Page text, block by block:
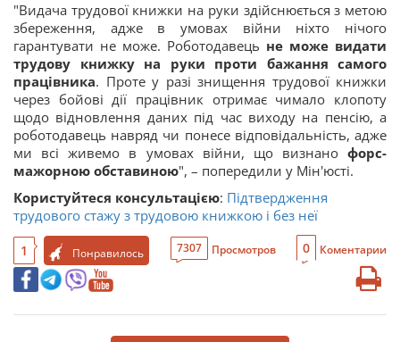
"Видача трудової книжки на руки здійснюється з метою
збереження, адже в умовах війни ніхто нічого
гарантувати не може. Роботодавець не може видати
трудову книжку на руки проти бажання самого
працівника. Проте у разі знищення трудової книжки
через бойові дії працівник отримає чимало клопоту
щодо відновлення даних під час виходу на пенсію, а
роботодавець навряд чи понесе відповідальність, адже
ми всі живемо в умовах війни, що визнано форс-
мажорною обставиною", – попередили у Мін'юсті.
Користуйтеся консультацією: Підтвердження
трудового стажу з трудовою книжкою і без неї
1 Понравилось 7307 Просмотров 0 Коментарии